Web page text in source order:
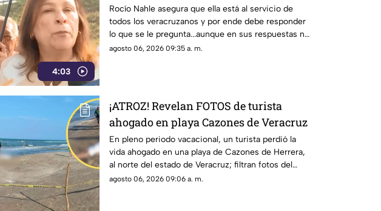
4:03
sarcasmo con que responde
Rocío Nahle asegura que ella está al servicio de
todos los veracruzanos y por ende debe responder
lo que se le pregunta...aunque en sus respuestas no
diga nada.
agosto 06, 2026 09:35 a. m.
¡ATROZ! Revelan FOTOS de turista
ahogado en playa Cazones de Veracruz
En pleno periodo vacacional, un turista perdió la
vida ahogado en una playa de Cazones de Herrera,
al norte del estado de Veracruz; filtran fotos del
cuerpo.
agosto 06, 2026 09:06 a. m.